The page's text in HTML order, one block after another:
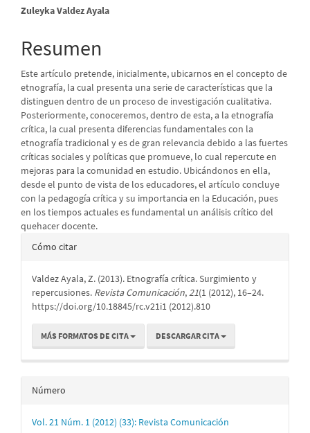
Contenido
principal
del
artículo
Zuleyka Valdez Ayala
Resumen
Este artículo pretende, inicialmente, ubicarnos en el concepto de
etnografía, la cual presenta una serie de características que la
distinguen dentro de un proceso de investigación cualitativa.
Posteriormente, conoceremos, dentro de esta, a la etnografía
crítica, la cual presenta diferencias fundamentales con la
etnografía tradicional y es de gran relevancia debido a las fuertes
críticas sociales y políticas que promueve, lo cual repercute en
mejoras para la comunidad en estudio. Ubicándonos en ella,
desde el punto de vista de los educadores, el artículo concluye
con la pedagogía crítica y su importancia en la Educación, pues
en los tiempos actuales es fundamental un análisis crítico del
quehacer docente.
Detalles
artículo
Cómo citar
Valdez Ayala, Z. (2013). Etnografía crítica. Surgimiento y
repercusiones. Revista Comunicación,21(1 (2012), 16–24.
https://doi.org/10.18845/rc.v21i1 (2012).810
MÁS FORMATOS DE CITA DESCARGAR CITA
Número
Vol. 21 Núm. 1 (2012) (33): Revista Comunicación